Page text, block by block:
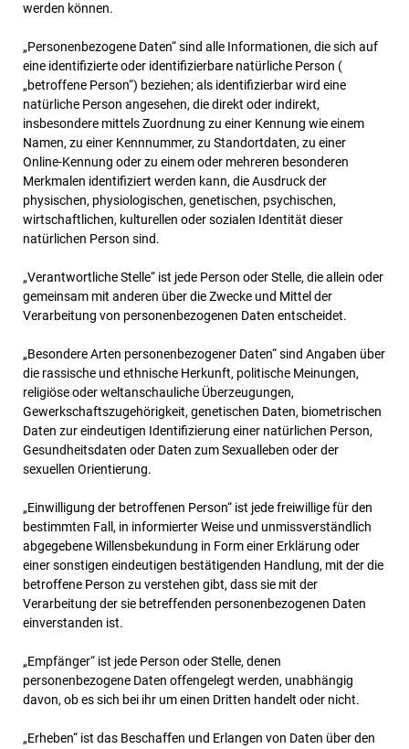
werden können.
„Personenbezogene Daten“ sind alle Informationen, die sich auf
eine identifizierte oder identifizierbare natürliche Person (
„betroffene Person“) beziehen; als identifizierbar wird eine
natürliche Person angesehen, die direkt oder indirekt,
insbesondere mittels Zuordnung zu einer Kennung wie einem
Namen, zu einer Kennnummer, zu Standortdaten, zu einer
Online-Kennung oder zu einem oder mehreren besonderen
Merkmalen identifiziert werden kann, die Ausdruck der
physischen, physiologischen, genetischen, psychischen,
wirtschaftlichen, kulturellen oder sozialen Identität dieser
natürlichen Person sind.
„Verantwortliche Stelle“ ist jede Person oder Stelle, die allein oder
gemeinsam mit anderen über die Zwecke und Mittel der
Verarbeitung von personenbezogenen Daten entscheidet.
„Besondere Arten personenbezogener Daten“ sind Angaben über
die rassische und ethnische Herkunft, politische Meinungen,
religiöse oder weltanschauliche Überzeugungen,
Gewerkschaftszugehörigkeit, genetischen Daten, biometrischen
Daten zur eindeutigen Identifizierung einer natürlichen Person,
Gesundheitsdaten oder Daten zum Sexualleben oder der
sexuellen Orientierung.
„Einwilligung der betroffenen Person“ ist jede freiwillige für den
bestimmten Fall, in informierter Weise und unmissverständlich
abgegebene Willensbekundung in Form einer Erklärung oder
einer sonstigen eindeutigen bestätigenden Handlung, mit der die
betroffene Person zu verstehen gibt, dass sie mit der
Verarbeitung der sie betreffenden personenbezogenen Daten
einverstanden ist.
„Empfänger“ ist jede Person oder Stelle, denen
personenbezogene Daten offengelegt werden, unabhängig
davon, ob es sich bei ihr um einen Dritten handelt oder nicht.
„Erheben“ ist das Beschaffen und Erlangen von Daten über den